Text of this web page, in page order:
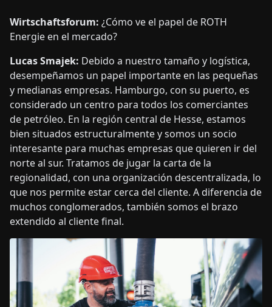
Wirtschaftsforum: ¿Cómo ve el papel de ROTH
Energie en el mercado?
Lucas Smajek: Debido a nuestro tamaño y logística,
desempeñamos un papel importante en las pequeñas
y medianas empresas. Hamburgo, con su puerto, es
considerado un centro para todos los comerciantes
de petróleo. En la región central de Hesse, estamos
bien situados estructuralmente y somos un socio
interesante para muchas empresas que quieren ir del
norte al sur. Tratamos de jugar la carta de la
regionalidad, con una organización descentralizada, lo
que nos permite estar cerca del cliente. A diferencia de
muchos conglomerados, también somos el brazo
extendido al cliente final.